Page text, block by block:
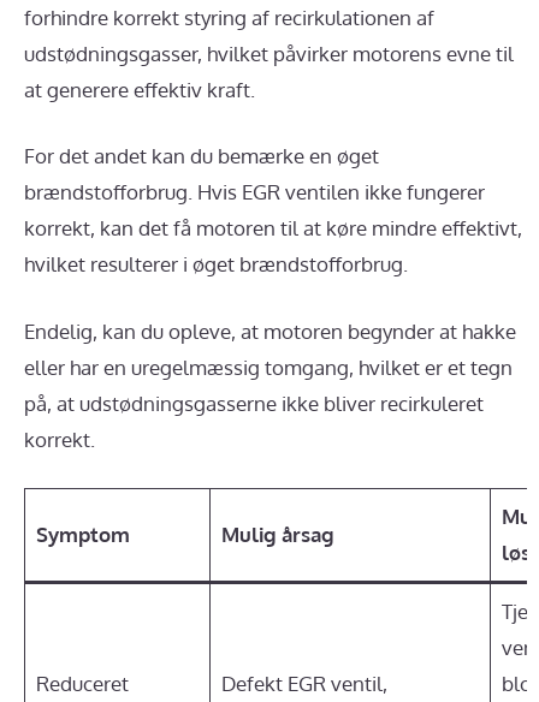
forhindre korrekt styring af recirkulationen af
udstødningsgasser, hvilket påvirker motorens evne til
at generere effektiv kraft.
For det andet kan du bemærke en øget
brændstofforbrug. Hvis EGR ventilen ikke fungerer
korrekt, kan det få motoren til at køre mindre effektivt,
hvilket resulterer i øget brændstofforbrug.
Endelig, kan du opleve, at motoren begynder at hakke
eller har en uregelmæssig tomgang, hvilket er et tegn
på, at udstødningsgasserne ikke bliver recirkuleret
korrekt.
Symptom Mulig årsag
Reduceret
Defekt EGR ventil,